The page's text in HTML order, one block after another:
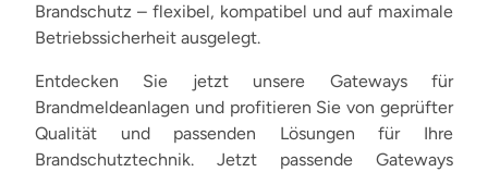
Brandschutz – flexibel, kompatibel und auf maximale
Betriebssicherheit ausgelegt.
Entdecken Sie jetzt unsere Gateways für
Brandmeldeanlagen und profitieren Sie von geprüfter
Qualität und passenden Lösungen für Ihre
Brandschutztechnik. Jetzt passende Gateways